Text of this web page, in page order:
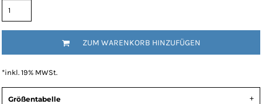
ZUM WARENKORB HINZUFÜGEN
*inkl. 19% MWSt.
Größentabelle